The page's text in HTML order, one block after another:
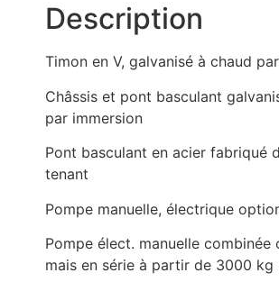
Description
Timon en V, galvanisé à chaud
Châssis et pont basculant
par immersion
Pont basculant en acier fabriqué
tenant
Pompe manuelle, électrique
Pompe élect. manuelle combinée
mais en série à partir de 3000 kg